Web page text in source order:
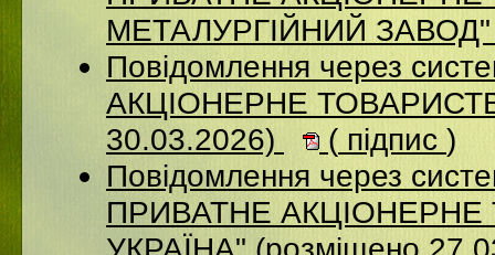
МЕТАЛУРГІЙНИЙ ЗАВОД"
Повідомлення через
АКЦІОНЕРНЕ
30.03.2026)
( підпис )
Повідомлення через
ПРИВАТНЕ